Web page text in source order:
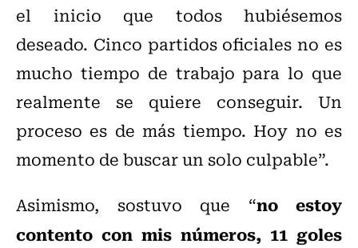
el inicio que todos hubiésemos
deseado. Cinco partidos oficiales no es
mucho tiempo de trabajo para lo que
realmente se quiere conseguir. Un
proceso es de más tiempo. Hoy no es
momento de buscar un solo culpable”.
Asimismo, sostuvo que “no estoy
contento con mis números, 11 goles